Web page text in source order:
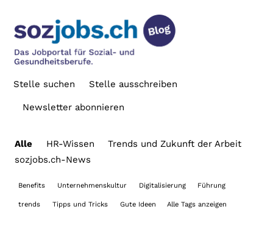
Stelle ausschreiben
Stelle suchen
Newsletter abonnieren
Alle HR-Wissen
Trends und Zukunft der Arbeit
sozjobs.ch-News
Benefits Unternehmenskultur Digitalisierung Führung
trends Tipps und Tricks Gute Ideen Alle Tags anzeigen